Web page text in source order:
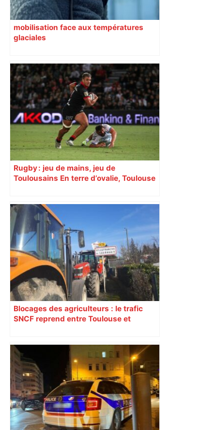
mobilisation face aux températures
glaciales
Rugby : jeu de mains, jeu de
Toulousains En terre d’ovalie, Toulouse
revendiquant surtout son art du jeu en
mouvement, vif et spectaculaire.
Décryptage. Série (4 / 10)
Blocages des agriculteurs : le trafic
SNCF reprend entre Toulouse et